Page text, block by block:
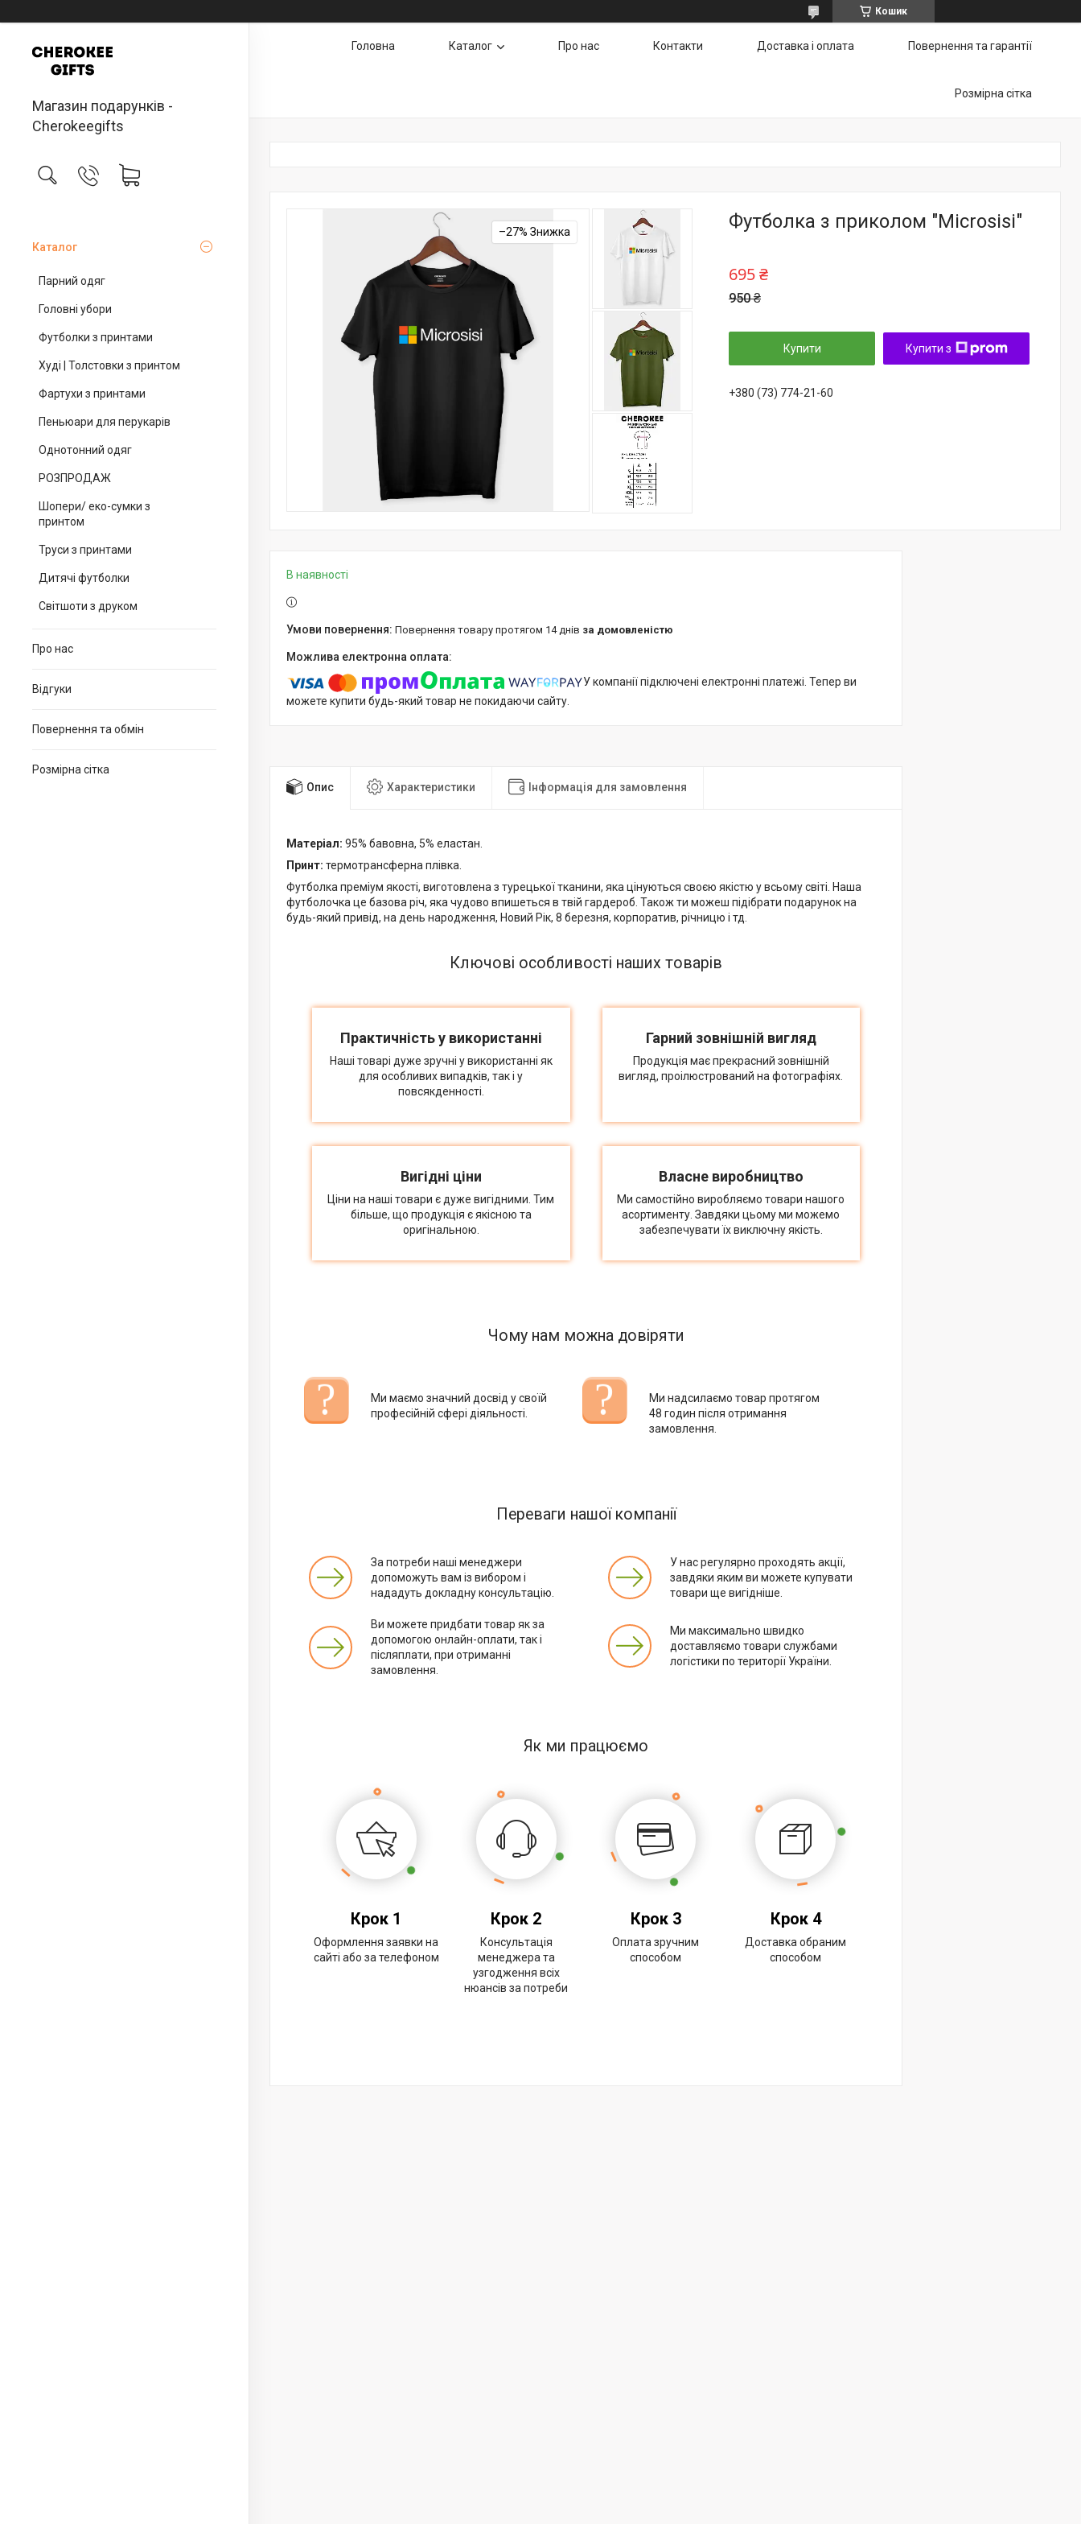
Кошик
Магазин подарунків -
Cherokeegifts
Каталог
Парний одяг
Головні убори
Футболки з принтами
Худі | Толстовки з принтом
Фартухи з принтами
Пеньюари для перукарів
Однотонний одяг
РОЗПРОДАЖ
Шопери/ еко-сумки з
принтом
Труси з принтами
Дитячі футболки
Світшоти з друком
Про нас
Відгуки
Повернення та обмін
Розмірна сітка
Головна Каталог Про нас Контакти Доставка і оплата Повернення та гарантії
Розмірна сітка
–27% Футболка з приколом "Microsisi"
950 ₴
695 ₴
Купити Купити з
+380 (73) 774-21-60
В наявності
повернення товару протягом 14 днів за домовленістю
У компанії підключені електронні платежі. Тепер ви
можете купити будь-який товар не покидаючи сайту.
Опис Характеристики Інформація для замовлення
Матеріал: 95% бавовна, 5% еластан.
Принт: термотрансферна плівка.
Футболка преміум якості, виготовлена з турецької тканини, яка цінуються своєю якістю у всьому світі. Наша
футболочка це базова річ, яка чудово впишеться в твій гардероб. Також ти можеш підібрати подарунок на
будь-який привід, на день народження, Новий Рік, 8 березня, корпоратив, річницю і тд.
Ключові особливості наших товарів
Практичність у використанні
Наші товарі дуже зручні у використанні як
для особливих випадків, так і у
повсякденності.
Гарний зовнішній вигляд
Продукція має прекрасний зовнішній
вигляд, проілюстрований на фотографіях.
Вигідні ціни
Ціни на наші товари є дуже вигідними. Тим
більше, що продукція є якісною та
оригінальною.
Власне виробництво
Ми самостійно виробляємо товари нашого
асортименту. Завдяки цьому ми можемо
забезпечувати їх виключну якість.
Чому нам можна довіряти
Ми маємо значний досвід у своїй
професійній сфері діяльності.
Ми надсилаємо товар протягом
48 годин після отримання
замовлення.
Переваги нашої компанії
За потреби наші менеджери
допоможуть вам із вибором і
нададуть докладну консультацію.
Ви можете придбати товар як за
допомогою онлайн-оплати, так і
післяплати, при отриманні
замовлення.
У нас регулярно проходять акції,
завдяки яким ви можете купувати
товари ще вигідніше.
Ми максимально швидко
доставляємо товари службами
логістики по території України.
Як ми працюємо
Крок 1
Оформлення заявки на
сайті або за телефоном
Крок 2
Консультація
менеджера та
узгодження всіх
нюансів за потреби
Крок 3
Оплата зручним
способом
Крок 4
Доставка обраним
способом